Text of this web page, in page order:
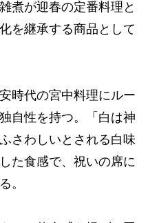
煮が迎春の定番料理と
を継承する商品として
時代の宮中料理にルー
自性を持つ。「白は神
さわしいとされる白味
た食感で、祝いの席に
。